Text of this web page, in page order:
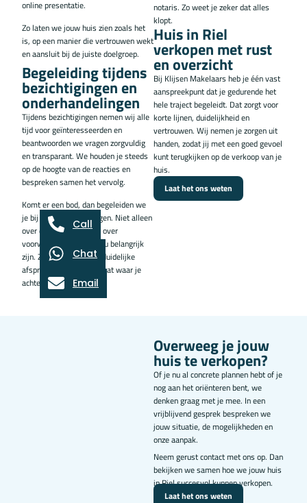
online presentatie.
Zo laten we jouw huis zien zoals het
is, op een manier die vertrouwen wekt
en aansluit bij de juiste doelgroep.
Begeleiding tijdens
bezichtigingen en
onderhandelingen
Tijdens bezichtigingen nemen wij alle
tijd voor geïnteresseerden en
beantwoorden we vragen zorgvuldig
en transparant. We houden je steeds
op de hoogte van de reacties en
bespreken samen het vervolg.
Komt er een bod, dan begeleiden we
je bij de onderhandelingen. Niet alleen
over de prijs, maar ook over
voorwaarden die voor jou belangrijk
zijn. Zo zorgen we voor duidelijke
afspraken en een resultaat waar je
achter staat.
notaris. Zo weet je zeker dat alles
klopt.
Huis in Riel
verkopen met rust
en overzicht
Bij Klijsen Makelaars heb je één vast
aanspreekpunt dat je gedurende het
hele traject begeleidt. Dat zorgt voor
korte lijnen, duidelijkheid en
vertrouwen. Wij nemen je zorgen uit
handen, zodat jij met een goed gevoel
kunt terugkijken op de verkoop van je
huis.
Laat het ons weten
Overweeg je jouw
huis te verkopen?
Of je nu al concrete plannen hebt of je
nog aan het oriënteren bent, we
denken graag met je mee. In een
vrijblijvend gesprek bespreken we
jouw situatie, de mogelijkheden en
onze aanpak.
Neem gerust contact met ons op. Dan
bekijken we samen hoe we jouw huis
in Riel succesvol kunnen verkopen.
Laat het ons weten
Call
Chat
Email